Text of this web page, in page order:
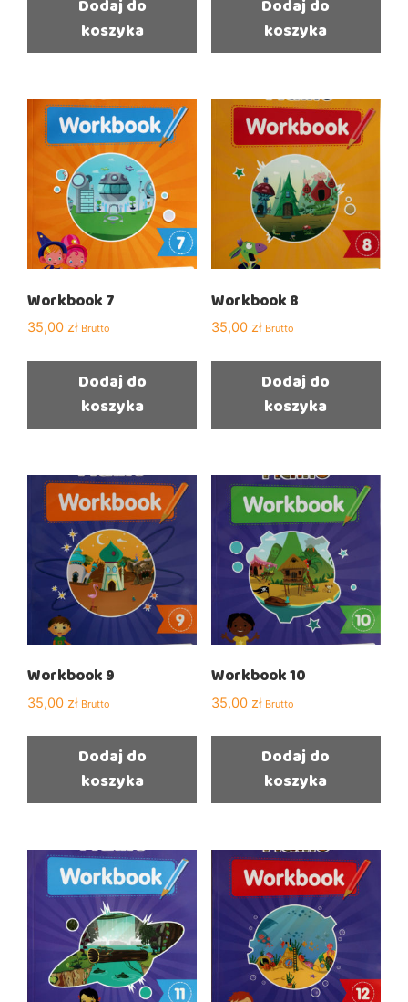
Dodaj do
koszyka
Dodaj do
koszyka
Workbook 7
35,00 zł Brutto
Dodaj do
koszyka
Workbook 8
35,00 zł Brutto
Dodaj do
koszyka
Workbook 9
35,00 zł Brutto
Dodaj do
koszyka
Workbook 10
35,00 zł Brutto
Dodaj do
koszyka